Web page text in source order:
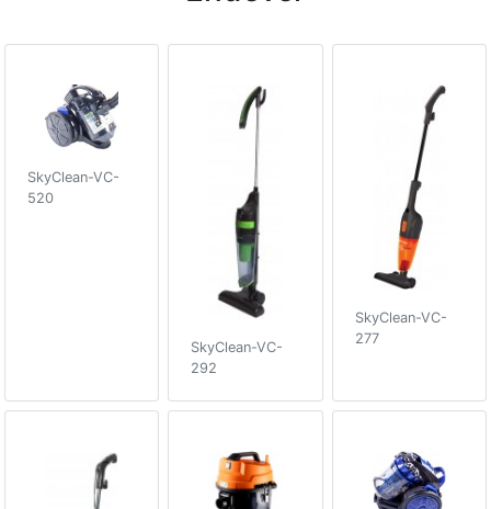
SkyClean-VC-
520
SkyClean-VC-
292
SkyClean-VC-
277